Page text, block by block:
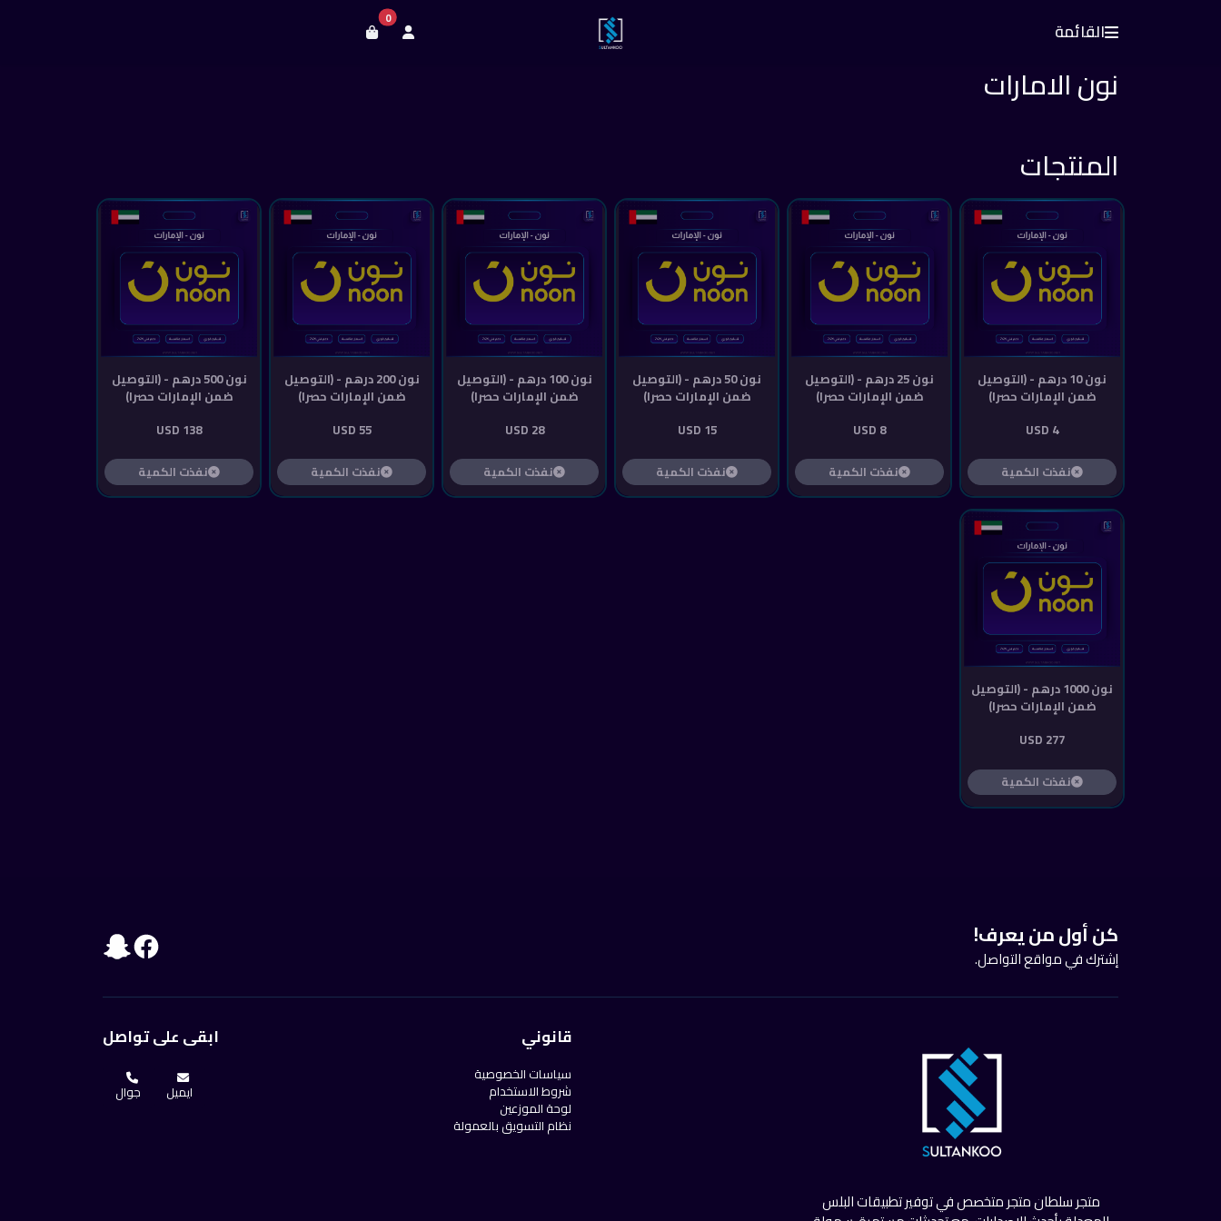
القائمة
0
نون الامارات
المنتجات
نون 10 درهم - (التوصيل
ضمن الإمارات حصرا)
4 USD
نفذت الكمية
نون 25 درهم - (التوصيل
ضمن الإمارات حصرا)
8 USD
نفذت الكمية
نون 50 درهم - (التوصيل
ضمن الإمارات حصرا)
15 USD
نفذت الكمية
نون 100 درهم - (التوصيل
ضمن الإمارات حصرا)
28 USD
نفذت الكمية
نون 200 درهم - (التوصيل
ضمن الإمارات حصرا)
55 USD
نفذت الكمية
نون 500 درهم - (التوصيل
ضمن الإمارات حصرا)
138 USD
نفذت الكمية
نون 1000 درهم - (التوصيل
ضمن الإمارات حصرا)
277 USD
نفذت الكمية
كن أول من يعرف!
إشترك في مواقع التواصل.
متجر سلطان متجر متخصص في توفير تطبيقات البلس
قانوني
سياسات الخصوصية
شروط الاستخدام
لوحة الموزعين
نظام التسويق بالعمولة
ابقى على تواصل
جوال ايميل